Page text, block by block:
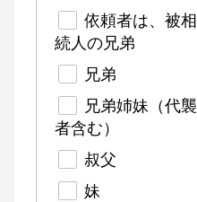
依頼者は、被相
続人の兄弟
兄弟
兄弟姉妹（代襲
者含む）
叔父
妹